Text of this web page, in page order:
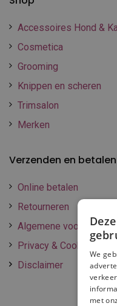
Accessoires Hond &
Cosmetica
Grooming
Knippen en scheren
Trimsalon
Merken
Verzenden en betalen
Online betalen
Retourneren
Algemene voorwaarden
Privacy & Cookie policy
Disclaimer
We
met